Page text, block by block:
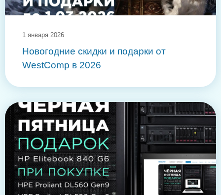
1 января 2026
Новогодние скидки и подарки от
WestComp в 2026